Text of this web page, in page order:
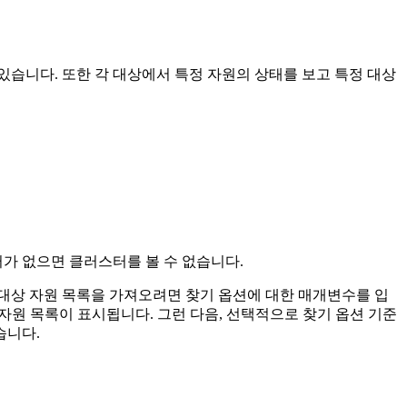
니다. 또한 각 대상에서 특정 자원의 상태를 보고 특정 대상
없으면 클러스터를 볼 수 없습니다.
자원 목록을 가져오려면 찾기 옵션에 대한 매개변수를 입
목록이 표시됩니다. 그런 다음, 선택적으로 찾기 옵션 기준
니다.